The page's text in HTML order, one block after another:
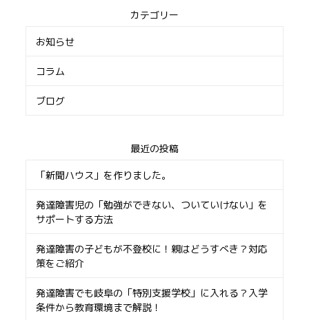
カテゴリー
お知らせ
コラム
ブログ
最近の投稿
「新聞ハウス」を作りました。
発達障害児の「勉強ができない、ついていけない」を
サポートする方法
発達障害の子どもが不登校に！親はどうすべき？対応
策をご紹介
発達障害でも岐阜の「特別支援学校」に入れる？入学
条件から教育環境まで解説！